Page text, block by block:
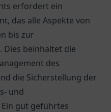
erfordert ein
das alle Aspekte von
bis zur
beinhaltet die
des
die Sicherstellung der
und
gut geführtes